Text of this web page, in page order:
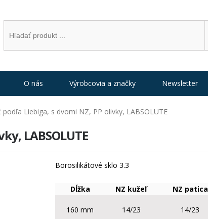
podľa Liebiga, s dvomi NZ, PP olivky, LABSOLUTE
LABSOLUTE
Borosilikátové sklo 3.3
Dĺžka NZ kužeľ NZ patica
160 mm 14/23 14/23
O nás Výrobcovia a značky Newsletter